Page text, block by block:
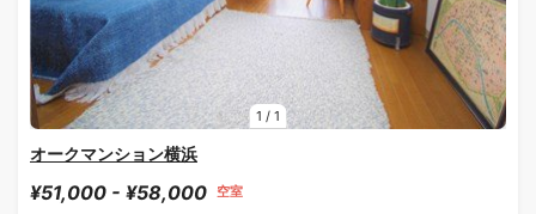
1 / 1
オークマンション横浜
¥51,000 - ¥58,000 空室